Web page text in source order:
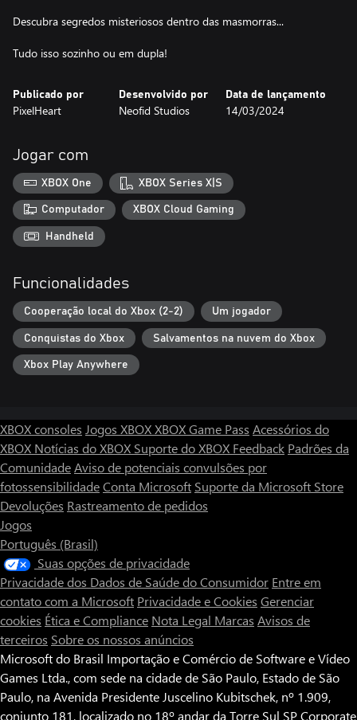
Descubra segredos misteriosos dentro das masmorras...
Tudo isso sozinho ou em dupla!
Publicado por
PixelHeart
Desenvolvido por
Neofid Studios
Data de lançamento
14/03/2024
Jogar com
XBOX One XBOX Series X|S
Computador XBOX Cloud Gaming
Handheld
Funcionalidades
Cooperação local do Xbox (2-2) Um jogador
Conquistas do Xbox Salvamentos na nuvem do Xbox
Xbox Play Anywhere
XBOX consoles Jogos XBOXXBOX Game Pass Acessórios do
XBOX Notícias do XBOX Suporte do XBOX Feedback Padrões da
ComunidadeAviso de potenciais convulsões por
fotossensibilidadeConta Microsoft Suporte da Microsoft Store
Devoluções Rastreamento de pedidos
Jogos
Português (Brasil)
Suas opções de privacidade
Privacidade dos Dados de Saúde do Consumidor Entre em
contato com a Microsoft Privacidade e Cookies Gerenciar
cookies Ética e Compliance Nota Legal Marcas Avisos de
terceiros Sobre os nossos anúncios
Microsoft do Brasil Importação e Comércio de Software e Vídeo
Games Ltda., com sede na cidade de São Paulo, Estado de São
Paulo, na Avenida Presidente Juscelino Kubitschek, nº 1.909,
conjunto 181, localizado no 18º andar da Torre Sul SP Corporate